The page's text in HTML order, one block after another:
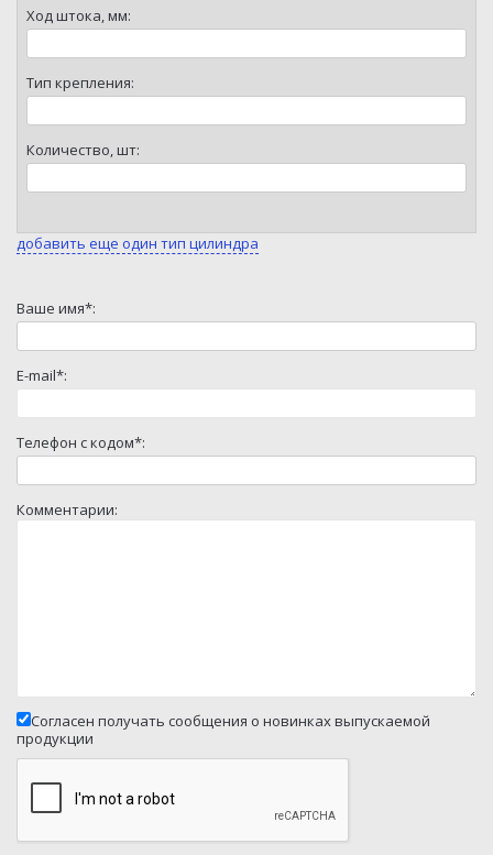
Ход штока, мм:
Тип крепления:
Количество, шт:
добавить еще один тип цилиндра
Ваше имя*:
E-mail*:
Телефон с кодом*:
Комментарии:
Согласен получать сообщения о новинках выпускаемой
продукции